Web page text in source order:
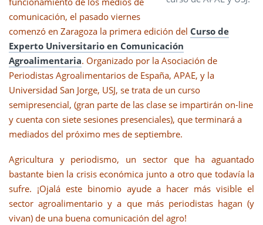
comunicación, el pasado viernes
comenzó en Zaragoza la primera edición del Curso de
Experto Universitario en Comunicación
Agroalimentaria. Organizado por la Asociación de
Periodistas Agroalimentarios de España, APAE, y la
Universidad San Jorge, USJ, se trata de un curso
semipresencial, (gran parte de las clase se impartirán on-line
y cuenta con siete sesiones presenciales), que terminará a
mediados del próximo mes de septiembre.
Agricultura y periodismo, un sector que ha aguantado
bastante bien la crisis económica junto a otro que todavía la
sufre. ¡Ojalá este binomio ayude a hacer más visible el
sector agroalimentario y a que más periodistas hagan (y
vivan) de una buena comunicación del agro!